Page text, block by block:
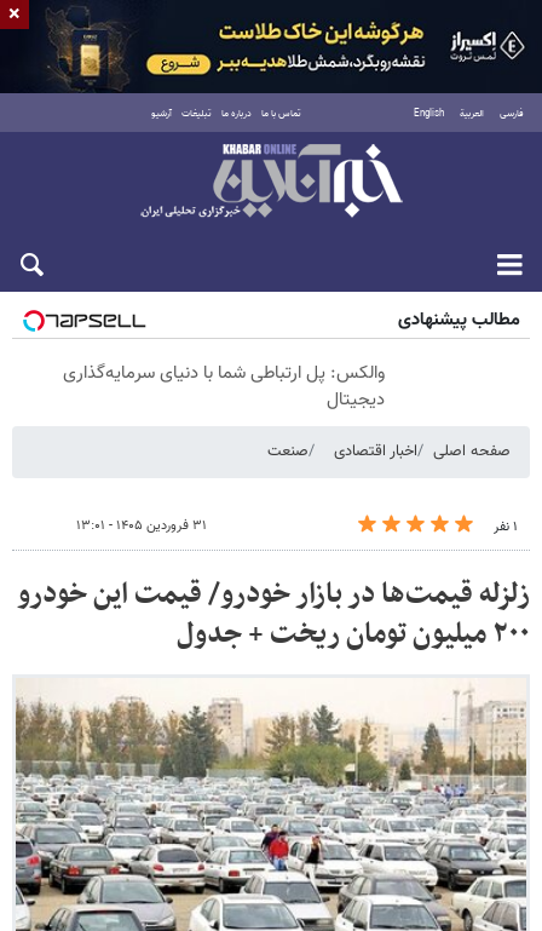
فارسی العربية English تماس با ما درباره ما تبلیغات آرشیو
شنبه ۱۷ مرداد ۱۴۰۵
مطالب پیشنهادی
والکس: پل ارتباطی شما با دنیای سرمایه‌گذاری
دیجیتال
صفحه اصلی اخبار اقتصادی صنعت
۱ نفر ۳۱ فروردین ۱۴۰۵ - ۱۳:۰۱
زلزله قیمت‌ها در بازار خودرو/ قیمت این خودرو
۲۰۰ میلیون تومان ریخت + جدول
×